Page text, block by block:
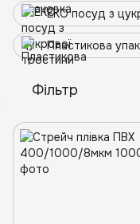
ЕКО посуд з
Пластикова
Фільтр